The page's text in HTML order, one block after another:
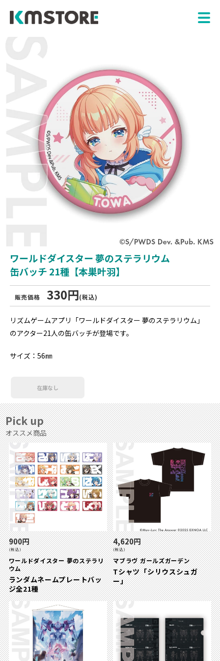
ワールドダイスター 夢のステラリウム
缶バッチ 21種【本巣叶羽】
販売価格 330円(税込)
リズムゲームアプリ「ワールドダイスター 夢のステラリウム」
のアクター21人の缶バッチが登場です。
サイズ：56㎜
在庫なし
Pick up
オススメ商品
900円
(税込)
ワールドダイスター 夢のステラリ
ウム
ランダムネームプレートバッ
ジ全21種
4,620円
(税込)
マブラヴ ガールズガーデン
Tシャツ「シリウスシュガ
ー」